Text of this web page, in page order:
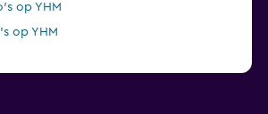
op YHM
op YHM